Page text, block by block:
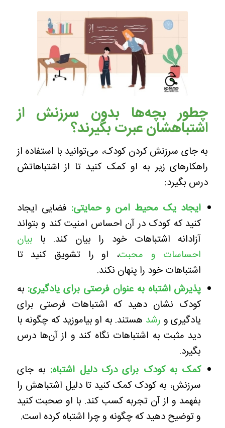
چطور بچه‌ها بدون سرزنش از
اشتباهشان عبرت بگیرند؟
به جای سرزنش کردن کودک، می‌توانید با استفاده از
راهکارهای زیر به او کمک کنید تا از اشتباهاتش
درس بگیرد:
ایجاد یک محیط امن و حمایتی: فضایی ایجاد
کنید که کودک در آن احساس امنیت کند و بتواند
آزادانه اشتباهات خود را بیان کند. با بیان
احساسات و محبت، او را تشویق کنید تا
اشتباهات خود را پنهان نکند.
پذیرش اشتباه به عنوان فرصتی برای یادگیری: به
کودک نشان دهید که اشتباهات فرصتی برای
یادگیری و رشد هستند. به او بیاموزید که چگونه با
دید مثبت به اشتباهات نگاه کند و از آن‌ها درس
بگیرد.
کمک به کودک برای درک دلیل اشتباه: به جای
سرزنش، به کودک کمک کنید تا دلیل اشتباهش را
بفهمد و از آن تجربه کسب کند. با او صحبت کنید
و توضیح دهید که چگونه و چرا اشتباه کرده است.